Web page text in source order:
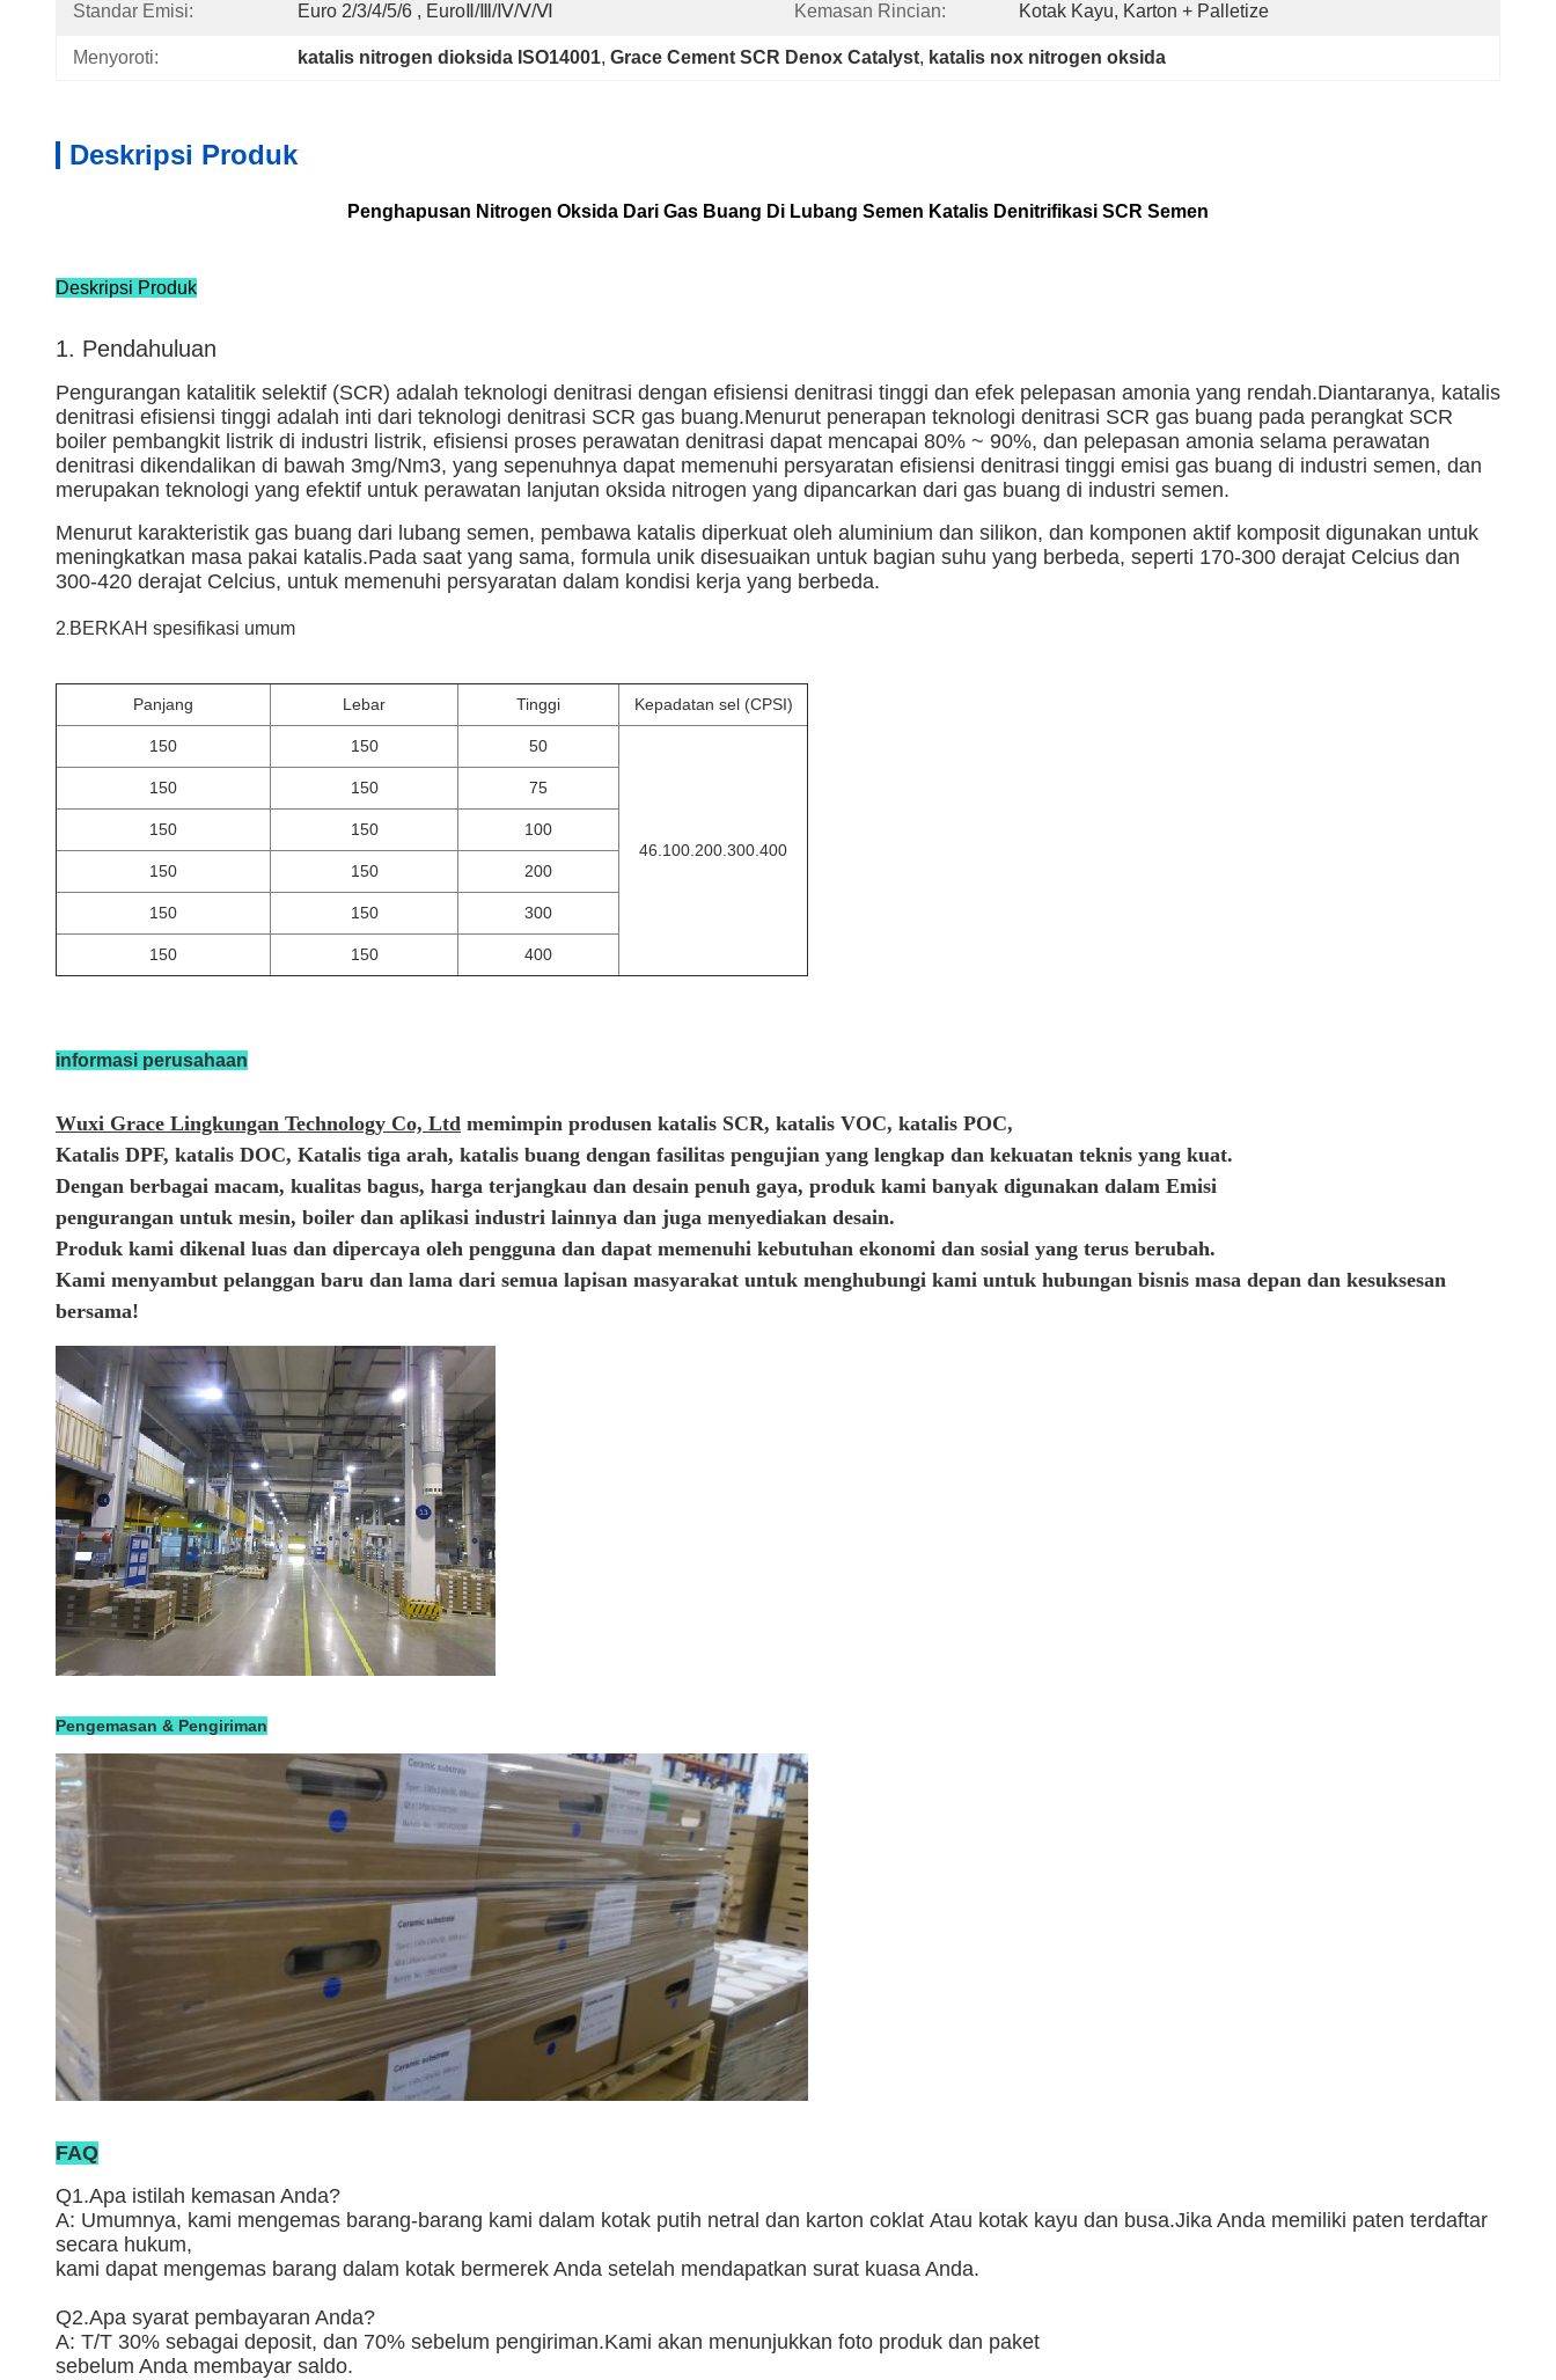
Standar Emisi: Euro 2/3/4/5/6 , EuroⅡ/Ⅲ/Ⅳ/Ⅴ/Ⅵ Kemasan Rincian: Kotak Kayu, Karton + Palletize
Menyoroti: katalis nitrogen dioksida ISO14001, Grace Cement SCR Denox Catalyst, katalis nox nitrogen oksida
Deskripsi Produk
Penghapusan Nitrogen Oksida Dari Gas Buang Di Lubang Semen Katalis Denitrifikasi SCR Semen
Deskripsi Produk
1. Pendahuluan
Pengurangan katalitik selektif (SCR) adalah teknologi denitrasi dengan efisiensi denitrasi tinggi dan efek pelepasan amonia yang rendah.Diantaranya, katalis
denitrasi efisiensi tinggi adalah inti dari teknologi denitrasi SCR gas buang.Menurut penerapan teknologi denitrasi SCR gas buang pada perangkat SCR
boiler pembangkit listrik di industri listrik, efisiensi proses perawatan denitrasi dapat mencapai 80% ~ 90%, dan pelepasan amonia selama perawatan
denitrasi dikendalikan di bawah 3mg/Nm3, yang sepenuhnya dapat memenuhi persyaratan efisiensi denitrasi tinggi emisi gas buang di industri semen, dan
merupakan teknologi yang efektif untuk perawatan lanjutan oksida nitrogen yang dipancarkan dari gas buang di industri semen.
Menurut karakteristik gas buang dari lubang semen, pembawa katalis diperkuat oleh aluminium dan silikon, dan komponen aktif komposit digunakan untuk
meningkatkan masa pakai katalis.Pada saat yang sama, formula unik disesuaikan untuk bagian suhu yang berbeda, seperti 170-300 derajat Celcius dan
300-420 derajat Celcius, untuk memenuhi persyaratan dalam kondisi kerja yang berbeda.
2.BERKAH spesifikasi umum
Panjang Lebar Tinggi Kepadatan sel (CPSI)
150 150 50
46.100.200.300.400
150 150 75
150 150 100
150 150 200
150 150 300
150 150 400
informasi perusahaan
Wuxi Grace Lingkungan Technology Co, Ltd memimpin produsen katalis SCR, katalis VOC, katalis POC,
Katalis DPF, katalis DOC, Katalis tiga arah, katalis buang dengan fasilitas pengujian yang lengkap dan kekuatan teknis yang kuat.
Dengan berbagai macam, kualitas bagus, harga terjangkau dan desain penuh gaya, produk kami banyak digunakan dalam Emisi
pengurangan untuk mesin, boiler dan aplikasi industri lainnya dan juga menyediakan desain.
Produk kami dikenal luas dan dipercaya oleh pengguna dan dapat memenuhi kebutuhan ekonomi dan sosial yang terus berubah.
Kami menyambut pelanggan baru dan lama dari semua lapisan masyarakat untuk menghubungi kami untuk hubungan bisnis masa depan dan kesuksesan
bersama!
Pengemasan & Pengiriman
FAQ
Q1.Apa istilah kemasan Anda?
A: Umumnya, kami mengemas barang-barang kami dalam kotak putih netral dan karton coklat Atau kotak kayu dan busa.Jika Anda memiliki paten terdaftar
secara hukum,
kami dapat mengemas barang dalam kotak bermerek Anda setelah mendapatkan surat kuasa Anda.
Q2.Apa syarat pembayaran Anda?
A: T/T 30% sebagai deposit, dan 70% sebelum pengiriman.Kami akan menunjukkan foto produk dan paket
sebelum Anda membayar saldo.